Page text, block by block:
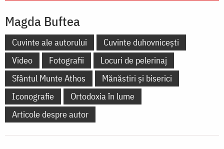
Magda Buftea
Cuvinte ale autorului
Cuvinte duhovnicești
Video
Fotografii
Locuri de pelerinaj
Sfântul Munte Athos
Mănăstiri și biserici
Iconografie
Ortodoxia în lume
Articole despre autor